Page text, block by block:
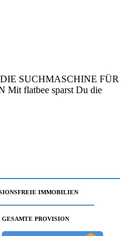
DIE SUCHMASCHINE FÜR
Mit flatbee sparst Du die
IMMOBILIEN
PROVISION